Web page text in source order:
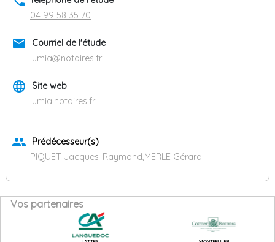
04 99 58 35 70
email
Courriel de l'étude
lumia@notaires.fr
language
Site web
lumia.notaires.fr
group
Prédécesseur(s)
PIQUET Jacques-Raymond,MERLE Gérard
Vos partenaires